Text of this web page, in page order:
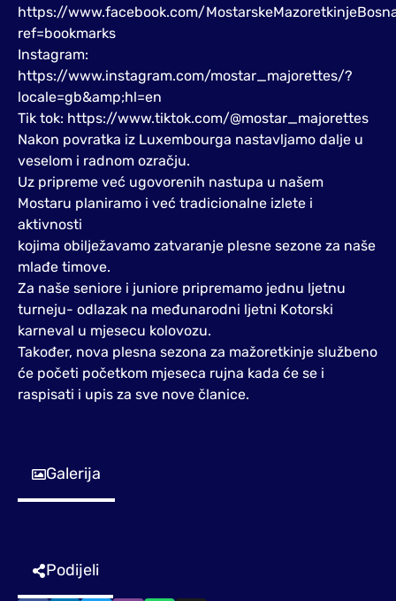
https://www.facebook.com/
ref=bookmarks
Instagram:
https://www.instagram.com/mostar_majorettes/?
locale=gb&amp;hl=en
Tik tok: https://www.tiktok.com/@mostar_majorettes
Nakon povratka iz Luxembourga nastavljamo dalje u
veselom i radnom ozračju.
Uz pripreme već ugovorenih nastupa u našem
Mostaru planiramo i već tradicionalne izlete i
aktivnosti
kojima obilježavamo zatvaranje plesne sezone za naše
mlađe timove.
Za naše seniore i juniore pripremamo jednu ljetnu
turneju- odlazak na međunarodni ljetni Kotorski
karneval u mjesecu kolovozu.
Također, nova plesna sezona za mažoretkinje službeno
će početi početkom mjeseca rujna kada će se i
raspisati i upis za sve nove članice.
Galerija
Podijeli